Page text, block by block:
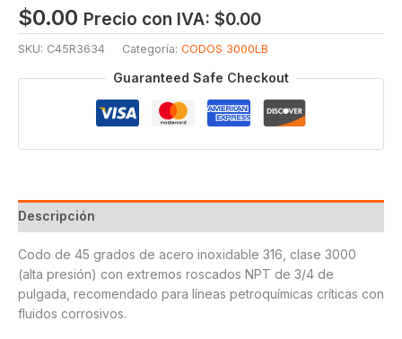
$0.00 Precio con IVA: $0.00
SKU: C45R3634 Categoría: CODOS 3000LB
Guaranteed Safe Checkout
Descripción
Codo de 45 grados de acero inoxidable 316, clase 3000
(alta presión) con extremos roscados NPT de 3/4 de
pulgada, recomendado para líneas petroquímicas críticas con
fluidos corrosivos.